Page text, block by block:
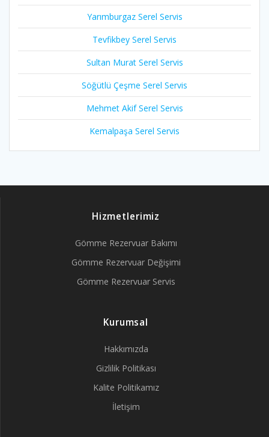
Yarımburgaz Serel Servis
Tevfikbey Serel Servis
Sultan Murat Serel Servis
Söğütlü Çeşme Serel Servis
Mehmet Akif Serel Servis
Kemalpaşa Serel Servis
Hizmetlerimiz
Gömme Rezervuar Bakımı
Gömme Rezervuar Değişimi
Gömme Rezervuar Servis
Kurumsal
Hakkımızda
Gizlilik Politikası
Kalite Politikamız
İletişim